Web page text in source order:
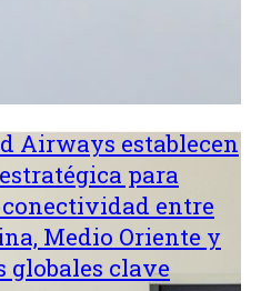
Airways establecen
para
entre
Medio Oriente y
globales clave